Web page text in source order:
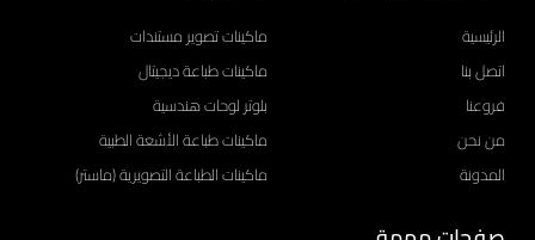
الرئيسية
اتصل بنا
فروعنا
من نحن
المدونة
ماكينات تصوير مستندات
ماكينات طباعة ديجيتال
بلوتر لوحات هندسية
ماكينات طباعة الأشعة الطبية
ماكينات الطباعة التصويرية (ماستر)